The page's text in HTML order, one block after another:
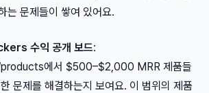
는 문제들이 쌓여 있어요.
수익 공개 보드:
에서 $500–$2,000 MRR 제품들
문제를 해결하는지 보여요. 이 범위의 제품